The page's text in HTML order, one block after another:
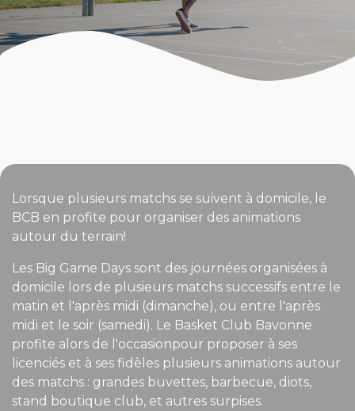
Lorsque plusieurs matchs se suivent à domicile, le
BCB en profite pour organiser des animations
autour du terrain!
Les Big Game Days sont des journées organisées à
domicile lors de plusieurs matchs successifs entre le
matin et l'après midi (dimanche), ou entre l'après
midi et le soir (samedi). Le Basket Club Bavonne
profite alors de l'occasionpour proposer à ses
licenciés et à ses fidèles plusieurs animations autour
des matchs : grandes buvettes, barbecue, diots,
stand boutique club, et autres surpises.